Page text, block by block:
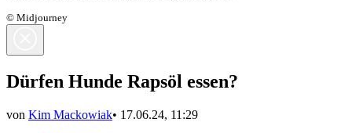
© Midjourney
Dürfen Hunde Rapsöl essen?
von Kim Mackowiak• 17.06.24, 11:29